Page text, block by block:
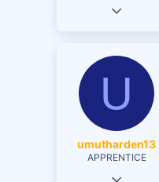
2 Eki 2023
251
U
umutharden13
APPRENTICE
5 Şub 2021